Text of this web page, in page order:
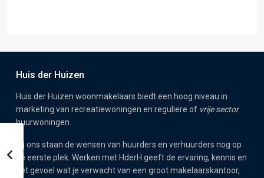
Huis der Huizen
Huis der Huizen woonmakelaars biedt een hoog niveau in
marketing van recreatiewoningen en reguliere of vrije sector
huurwoningen.
Bij ons staan de wensen van huurders en verhuurders nog op
de eerste plek. Werken met HderH geeft de ervaring, kennis en
het gevoel wat je verwacht van een groot makelaarskantoor,